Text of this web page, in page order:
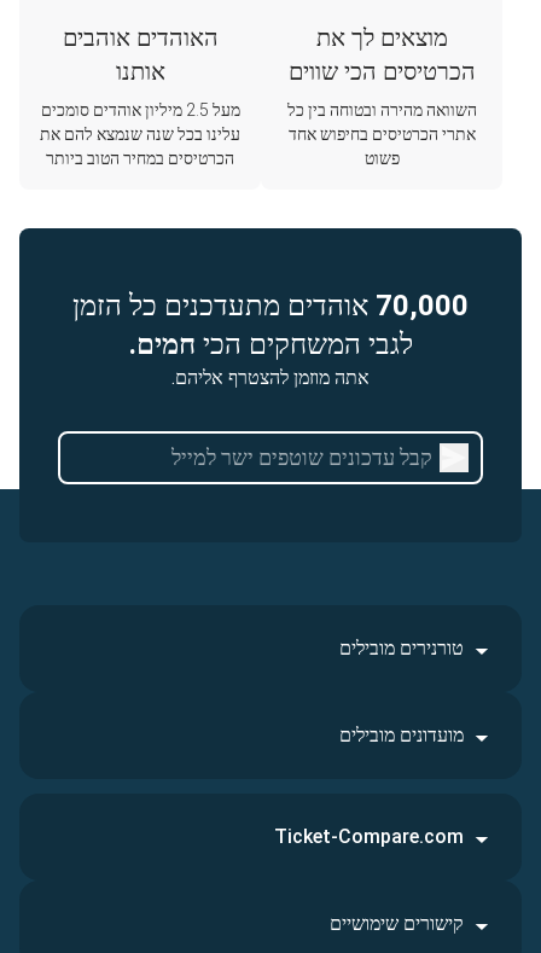
מוצאים לך את
הכרטיסים הכי שווים
השוואה מהירה ובטוחה בין כל
אתרי הכרטיסים בחיפוש אחד
פשוט
האוהדים אוהבים
אותנו
מעל 2.5 מיליון אוהדים סומכים
עלינו בכל שנה שנמצא להם את
הכרטיסים במחיר הטוב ביותר
70,000 אוהדים מתעדכנים כל הזמן
לגבי המשחקים הכי חמים.
אתה מוזמן להצטרף אליהם.
טורנירים מובילים
מועדונים מובילים
Ticket-Compare.com
קישורים שימושיים